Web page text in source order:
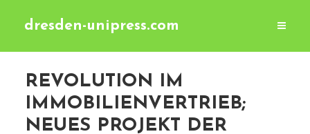
dresden-unipress.com
REVOLUTION IM
IMMOBILIENVERTRIEB;
NEUES PROJEKT DER